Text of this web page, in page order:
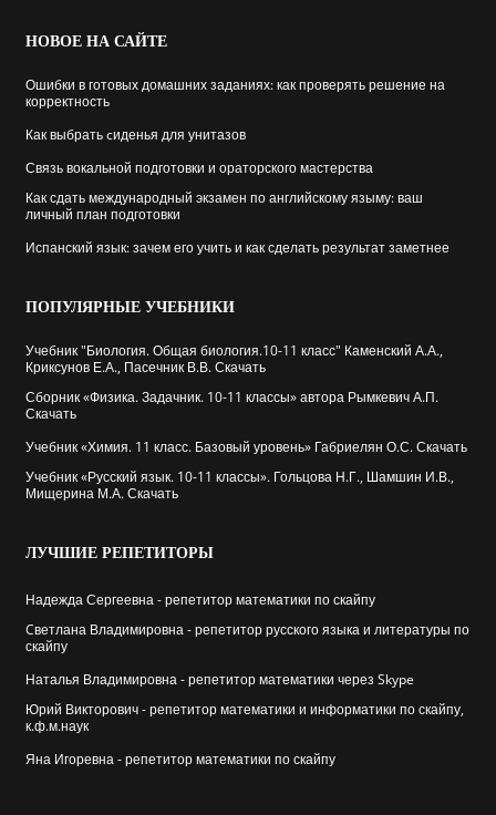
НОВОЕ НА САЙТЕ
Ошибки в готовых домашних заданиях: как проверять решение на
корректность
Как выбрать cиденья для унитазов
Связь вокальной подготовки и ораторского мастерства
Как сдать международный экзамен по английскому языму: ваш
личный план подготовки
Испанский язык: зачем его учить и как сделать результат заметнее
ПОПУЛЯРНЫЕ УЧЕБНИКИ
Учебник "Биология. Общая биология.10-11 класс" Каменский А.А.,
Криксунов Е.А., Пасечник В.В. Скачать
Сборник «Физика. Задачник. 10-11 классы» автора Рымкевич А.П.
Скачать
Учебник «Химия. 11 класс. Базовый уровень» Габриелян О.С. Скачать
Учебник «Русский язык. 10-11 классы». Гольцова Н.Г., Шамшин И.В.,
Мищерина М.А. Скачать
ЛУЧШИЕ РЕПЕТИТОРЫ
Надежда Сергеевна - репетитор математики по скайпу
Cветлана Владимировна - репетитор русского языка и литературы по
скайпу
Наталья Владимировна - репетитор математики через Skype
Юрий Викторович - репетитор математики и информатики по скайпу,
к.ф.м.наук
Яна Игоревна - репетитор математики по скайпу